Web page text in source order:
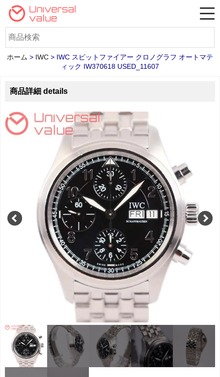
ホーム > IWC > IWC スピットファイアー クロノグラフ オートマテ
ィック IW370618 USED_11607
商品詳細 details